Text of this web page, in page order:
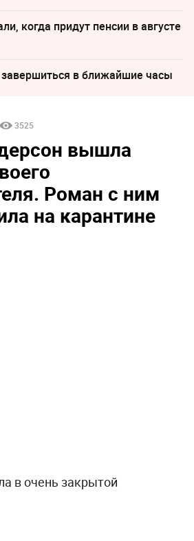
когда придут пенсии в августе
в ближайшие часы
3525
вышла
Роман с ним
на карантине
в очень закрытой